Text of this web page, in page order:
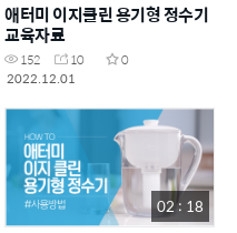
애터미 이지클린 용기형 정수기
교육자료
152 10
0
2022.12.01
02 : 18